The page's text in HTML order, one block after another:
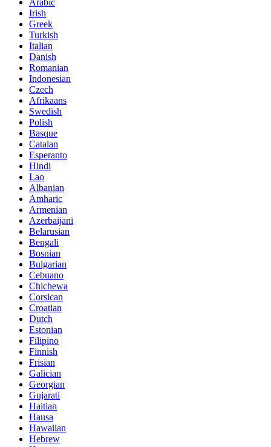
Arabic
Irish
Greek
Turkish
Italian
Danish
Romanian
Indonesian
Czech
Afrikaans
Swedish
Polish
Basque
Catalan
Esperanto
Hindi
Lao
Albanian
Amharic
Armenian
Azerbaijani
Belarusian
Bengali
Bosnian
Bulgarian
Cebuano
Chichewa
Corsican
Croatian
Dutch
Estonian
Filipino
Finnish
Frisian
Galician
Georgian
Gujarati
Haitian
Hausa
Hawaiian
Hebrew